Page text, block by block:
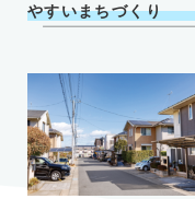
やすいまちづくり